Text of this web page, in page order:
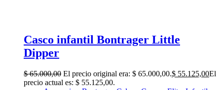
Casco infantil Bontrager Little
Dipper
$65.000,00 El precio original era: $ 65.000,00.$ 55.125,00El
precio actual es: $ 55.125,00.